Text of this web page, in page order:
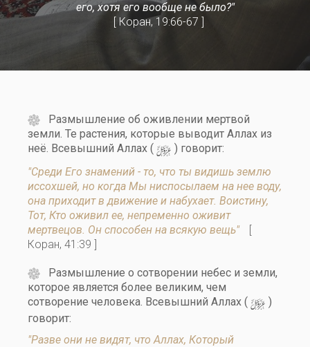
его, хотя его вообще не было?"
[ Коран, 19:66-67 ]
Размышление об оживлении мертвой
земли. Те растения, которые выводит Аллах из
неё. Всевышний Аллах ( y ) говорит:
"Среди Его знамений - то, что ты видишь землю
иссохшей, но когда Мы ниспосылаем на нее воду,
она приходит в движение и набухает. Воистину,
Тот, Кто оживил ее, непременно оживит
мертвецов. Он способен на всякую вещь"
[
Коран, 41:39 ]
Размышление о сотворении небес и земли,
которое является более великим, чем
сотворение человека. Всевышний Аллах ( y )
говорит:
"Разве они не видят, что Аллах, Который